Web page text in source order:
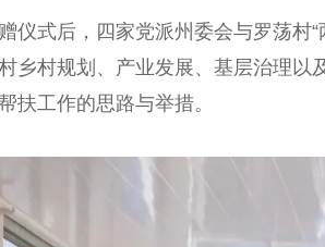
后，四家党派州委会与罗荡村“两
乡村规划、产业发展、基层治理以
扶工作的思路与举措。